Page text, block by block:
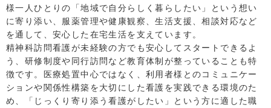
様一人ひとりの「地域で自分らしく暮らしたい」という想い
に寄り添い、服薬管理や健康観察、生活支援、相談対応など
を通して、安心した在宅生活を支えています。
精神科訪問看護が未経験の方でも安心してスタートできるよ
う、研修制度や同行訪問など教育体制が整っていることも特
徴です。医療処置中心ではなく、利用者様とのコミュニケー
ションや関係性構築を大切にした看護を実践できる環境のた
め、「じっくり寄り添う看護がしたい」という方に適した職